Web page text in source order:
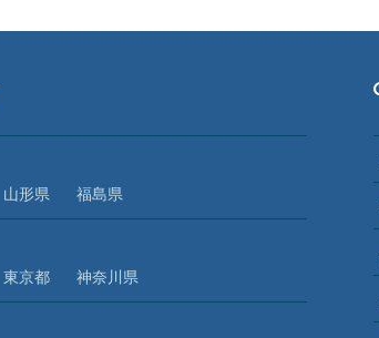
山形県 福島県
東京都 神奈川県